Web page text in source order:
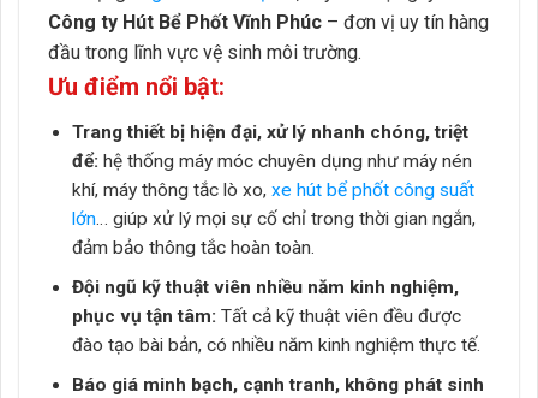
Công ty Hút Bể Phốt Vĩnh Phúc – đơn vị uy tín hàng
đầu trong lĩnh vực vệ sinh môi trường.
Ưu điểm nổi bật:
Trang thiết bị hiện đại, xử lý nhanh chóng, triệt
để:hệ thống máy móc chuyên dụng như máy nén
khí, máy thông tắc lò xo,xe hút bể phốt công suất
lớn… giúp xử lý mọi sự cố chỉ trong thời gian ngắn,
đảm bảo thông tắc hoàn toàn.
Đội ngũ kỹ thuật viên nhiều năm kinh nghiệm,
phục vụ tận tâm:Tất cả kỹ thuật viên đều được
đào tạo bài bản, có nhiều năm kinh nghiệm thực tế.
Báo giá minh bạch, cạnh tranh, không phát sinh